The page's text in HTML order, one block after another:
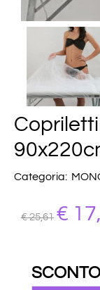
Categoria:
€ 25,61 €